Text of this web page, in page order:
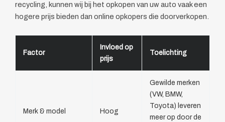
recycling, kunnen wij bij het opkopen van uw auto vaak een
hogere prijs bieden dan online opkopers die doorverkopen.
Factor
Invloed op
prijs
Toelichting
Merk & model Hoog
Gewilde merken
(VW, BMW,
Toyota) leveren
meer op door de